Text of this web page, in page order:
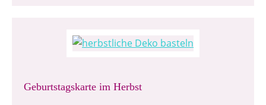
Geburtstagskarte im Herbst